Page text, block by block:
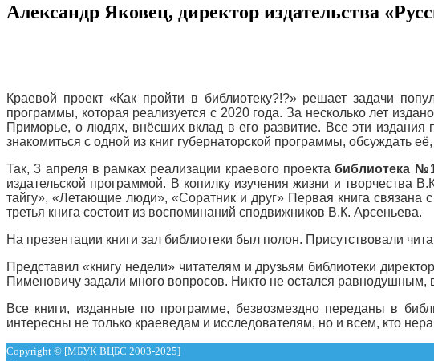
Александр Яковец, директор издательства
Краевой проект «Как пройти в библиотеку?!?» решает задачи
программы, которая реализуется с 2020 года. За несколько лет
Приморье, о людях, внёсших вклад в его развитие. Все эти
знакомиться с одной из книг губернаторской программы, обсуждать
Так, 3 апреля в рамках реализации краевого проектабиблиотека
издательской программой. В копилку изучения жизни и творчества
тайгу», «Летающие люди», «Соратник и друг» Первая книга связана
третья книга состоит из воспоминаний сподвижников В.К. Арсеньева.
На презентации книги зал библиотеки был полон. Присутствовали
Представил «книгу недели» читателям и друзьям библиотеки
Пименовичу задали много вопросов. Никто не остался равнодушным,
Все книги, изданные по программе, безвозмездно переданы в
интересны не только краеведам и исследователям, но и всем, кто
Copyright © [МБУК ВЦБС 2003-2025]